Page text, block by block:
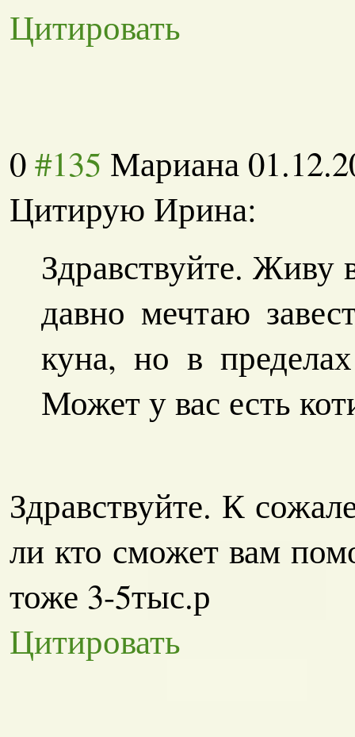
Цитировать
0#135 Мариана
Цитирую Ирина:
Здравствуйте. Живу
давно мечтаю
куна, но в
Может у вас есть
Здравствуйте. К
ли кто сможет вам
тоже 3-5тыс.р
Цитировать